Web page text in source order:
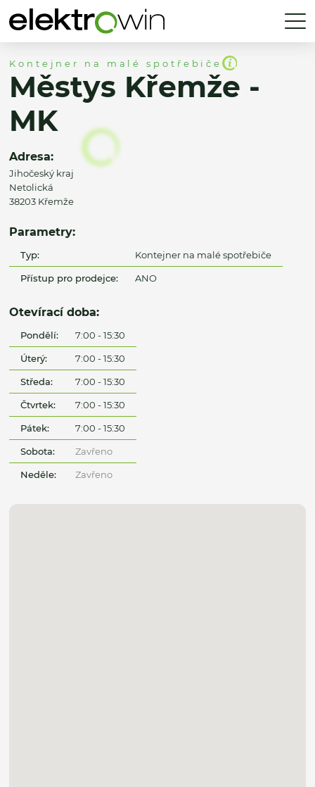
Kontejner na malé spotřebiče
Městys Křemže -
MK
Adresa:
Jihočeský kraj
Netolická
38203 Křemže
Parametry:
Typ: Kontejner na malé spotřebiče
Přístup pro prodejce: ANO
Otevírací doba:
Pondělí: 7:00 - 15:30
Úterý: 7:00 - 15:30
Středa: 7:00 - 15:30
Čtvrtek: 7:00 - 15:30
Pátek: 7:00 - 15:30
Sobota: Zavřeno
Neděle: Zavřeno